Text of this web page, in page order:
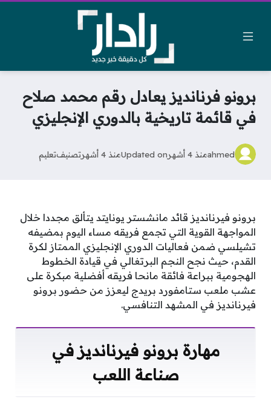
برونو فرنانديز يعادل رقم محمد صلاح
في قائمة تاريخية بالدوري الإنجليزي
ahmedمنذ 4 أشهر Updated onمنذ 4 أشهر تصنيفتعليم
برونو فيرنانديز قائد مانشستر يونايتد يتألق مجددا خلال
المواجهة القوية التي تجمع فريقه مساء اليوم بمضيفه
تشيلسي ضمن فعاليات الدوري الإنجليزي الممتاز لكرة
القدم، حيث نجح النجم البرتغالي في قيادة الخطوط
الهجومية ببراعة فائقة مانحا فريقه أفضلية مبكرة على
عشب ملعب ستامفورد بريدج ليعزز من حضور برونو
فيرنانديز في المشهد التنافسي.
مهارة برونو فيرنانديز في
صناعة اللعب